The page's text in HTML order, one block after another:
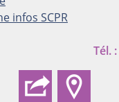
infos SCPR
Tél. :